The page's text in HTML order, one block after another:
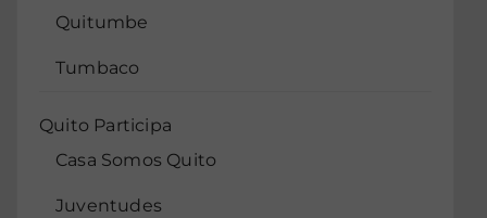
Quitumbe
Tumbaco
Quito Participa
Casa Somos Quito
Juventudes